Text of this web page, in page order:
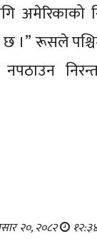
अमेरिकाको
छ ।” रूसले
२०, २०८२